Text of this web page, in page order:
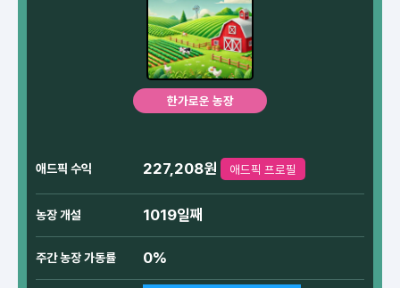
한가로운 농장
애드픽 수익 227,208원 애드픽 프로필
농장 개설 1019일째
주간 농장 가동률 0%